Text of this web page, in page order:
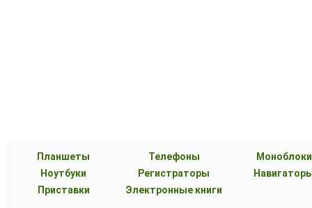
Планшеты Телефоны
Моноблоки
Ноутбуки
Регистраторы
Приставки
Электронные книги